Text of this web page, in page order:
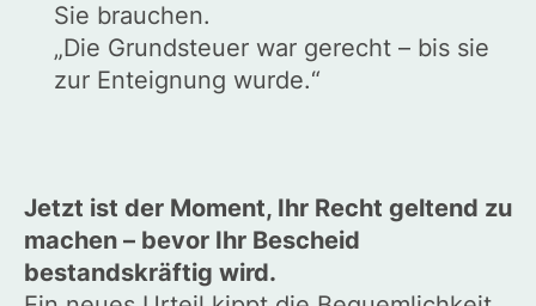
Sie brauchen.
„Die Grundsteuer war gerecht – bis sie
zur Enteignung wurde.“
Jetzt ist der Moment, Ihr Recht geltend zu
machen – bevor Ihr Bescheid
bestandskräftig wird.